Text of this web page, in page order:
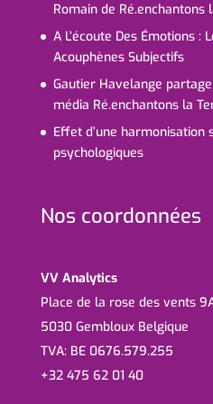
Romain de Ré.enchantons
A L’écoute Des Émotions :
Acouphènes Subjectifs
Gautier Havelange
média Ré.enchantons la
Effet d’une
psychologiques
Nos coordonnées
VV Analytics
Place de la rose des vents
5030 Gembloux Belgique
TVA: BE 0676.579.255
+32 475 62 01 40